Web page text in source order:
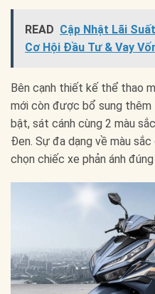
READ Cập Nhật Lãi
Cơ Hội Đầu Tư & Vay
Bên cạnh thiết kế thể thao
mới còn được bổ sung
bật, sát cánh cùng 2 màu
Đen. Sự đa dạng về màu
chọn chiếc xe phản ánh